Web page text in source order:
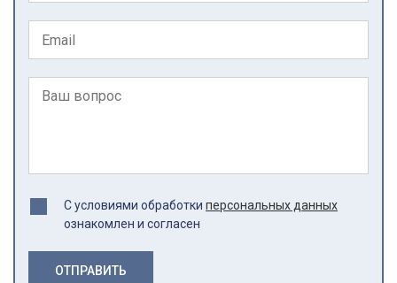
С условиями обработки персональных данных
ознакомлен и согласен
ОТПРАВИТЬ